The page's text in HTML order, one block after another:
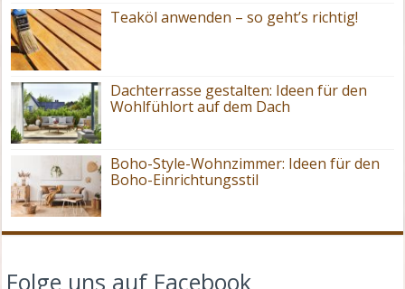
Teaköl anwenden – so geht’s richtig!
Dachterrasse gestalten: Ideen für den
Wohlfühlort auf dem Dach
Boho-Style-Wohnzimmer: Ideen für den
Boho-Einrichtungsstil
Folge uns auf Facebook